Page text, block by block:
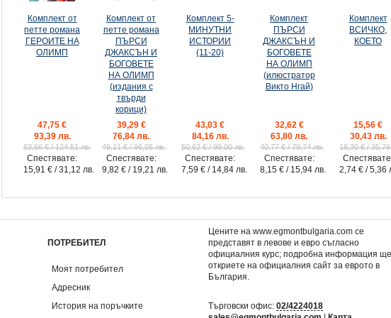
32,64 €
63,84 лв.
40,80 €/ 79,80 лв.
Спестявате:8,16 €/ 15,96 лв.
29,15 €
57,01 лв.
36,44 €/ 71,27 лв.
Спестявате:7,29 €/ 14,26 лв.
32,56 €
63,68 лв.
40,70 €/ 79,60 лв.
Спестявате:8,14 €/
Комплект от
петте романа
ГЕРОИТЕ НА
ОЛИМП
47,75 €
93,39 лв.
63,66 €/ 124,51 лв.
Спестявате:
15,91 € / 31,12 лв.
Комплект от
петте романа
ПЪРСИ
ДЖАКСЪН И
БОГОВЕТЕ
НА ОЛИМП
(издания с
твърди
корици)
39,29 €
76,84 лв.
49,11 €/ 96,05 лв.
Спестявате:
9,82 €/ 19,21 лв.
Комплект 5-
МИНУТНИ
ИСТОРИИ
(11-20)
43,03 €
84,16 лв.
50,62 €/ 99,00 лв.
Спестявате:
7,59 € / 14,84 лв.
Комплект
ПЪРСИ
ДЖАКСЪН И
БОГОВЕТЕ
НА ОЛИМП
(илюстратор
Викто Нгай)
32,62 €
63,80 лв.
40,77 €/ 79,74 лв.
Спестявате:
8,15 €/ 15,94 лв.
Комплект
ВСИЧКО,
КОЕТО
15,56 €
30,43 лв.
18,30 €/
2,74 € / 5,36
ПОТРЕБИТЕЛ
Моят потребител
Адресник
История на поръчките
Цените на www.egmontbulgaria.com се
представят в левове и евро съгласно
официалния курс; подробна информация ще
откриете наофициалния сайт за еврото в
България
Търговски офис:02/4224018